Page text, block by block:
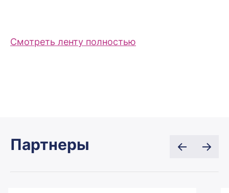
Смотреть ленту полностью
Партнеры